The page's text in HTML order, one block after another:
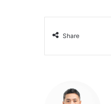
Share